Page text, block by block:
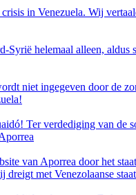
crisis in Venezuela. Wij
Syrië helemaal alleen,
niet ingegeven door de
Ter verdediging van
van Aporrea door het
met Venezolaanse